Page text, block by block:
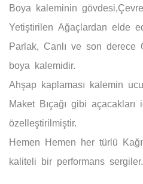
Boya kaleminin gövdesi,
Yetiştirilen Ağaçlardan elde
Parlak
Canlı ve son derece
boya kalemidir.
Ahşap kaplaması kalemin
Maket Bıçağı gibi açacakları
özelleştirilmiştir.
Hemen Hemen her türlü
kaliteli bir performans sergiler.